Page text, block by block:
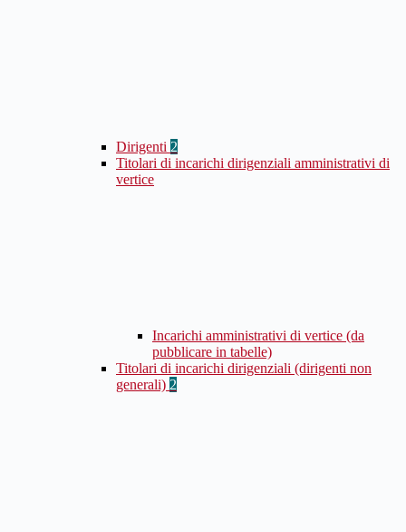
Dirigenti 2
Titolari di incarichi dirigenziali amministrativi di
vertice
Incarichi amministrativi di vertice (da
pubblicare in tabelle)
Titolari di incarichi dirigenziali (dirigenti non
generali) 2